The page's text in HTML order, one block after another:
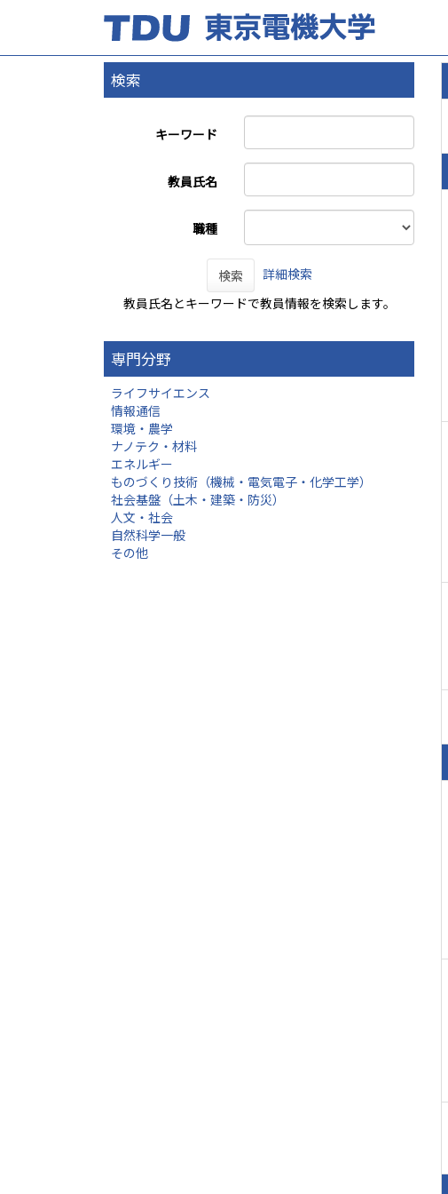
検索
キーワード
教員氏名
職種
検索
詳細検索
教員氏名とキーワードで教員情報を検索します。
専門分野
ライフサイエンス
情報通信
環境・農学
ナノテク・材料
エネルギー
ものづくり技術（機械・電気電子・化学工学）
社会基盤（土木・建築・防災）
人文・社会
自然科学一般
その他